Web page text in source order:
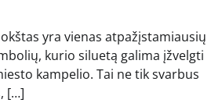
yra vienas atpažįstamiausių
kurio siluetą galima įžvelgti
kampelio. Tai ne tik svarbus
[…]